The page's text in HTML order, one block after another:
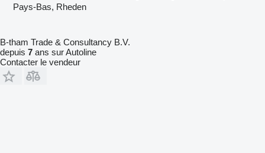
Pays-Bas, Rheden
B-tham Trade & Consultancy B.V.
depuis 7 ans sur Autoline
Contacter le vendeur